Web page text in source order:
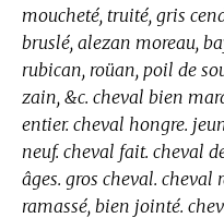
moucheté, truité, gris
bruslé, alezan moreau,
rubican, roüan, poil de
zain, &c. cheval bien
entier. cheval hongre.
neuf. cheval fait. cheval
âges. gros cheval. cheval
ramassé, bien jointé.